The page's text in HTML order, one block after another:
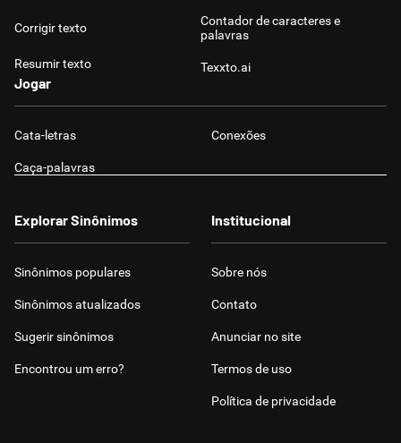
Corrigir texto
Resumir texto
Contador de caracteres e
palavras
Texxto.ai
Jogar
Cata-letras Conexões
Caça-palavras
Explorar Sinônimos
Sinônimos populares
Sinônimos atualizados
Sugerir sinônimos
Encontrou um erro?
Institucional
Sobre nós
Contato
Anunciar no site
Termos de uso
Política de privacidade